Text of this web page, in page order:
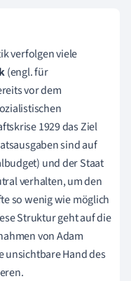
verfolgen viele
(engl. für
vor dem
1929 das Ziel
sind auf
und der Staat
verhalten, um den
so wenig wie möglich
Struktur geht auf die
von Adam
unsichtbare Hand des